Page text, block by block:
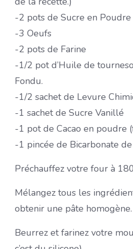
-2 pots de Sucre en Poudre
-3 Oeufs
-2 pots de Farine
-1/2 pot d’Huile de
Fondu.
-1/2 sachet de Levure
-1 sachet de Sucre Vanillé
-1 pot de Cacao en poudre
-1 pincée de Bicarbonate
Préchauffez votre four à
Mélangez tous les
obtenir une pâte homogène.
Beurrez et farinez votre